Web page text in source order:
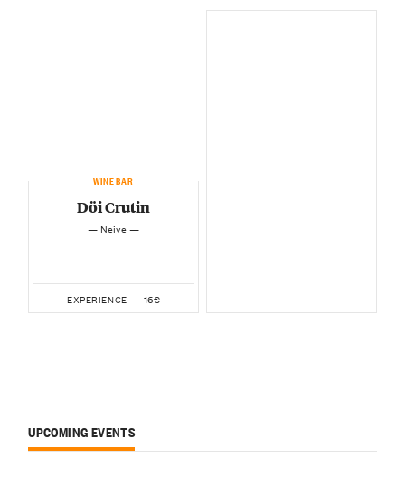
WINEBAR
Döi Crutin
— Neive —
EXPERIENCE — 16€
UPCOMING EVENTS